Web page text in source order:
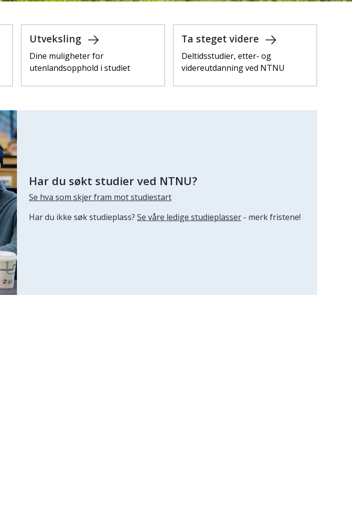
Utveksling
Dine muligheter for
utenlandsopphold i studiet
Ta steget videre
Deltidsstudier, etter- og
videreutdanning ved NTNU
Har du søkt studier ved NTNU?
Se hva som skjer fram mot studiestart
Har du ikke søk studieplass? Se våre ledige studieplasser - merk fristene!